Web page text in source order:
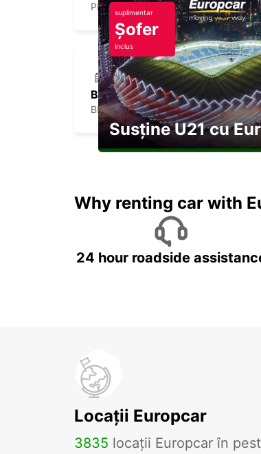
PENAFIEL - PORTUGAL
BRAGA
BRAGA - PORTUGAL
suplimentar
Șofer
inclus
Susține U21 cu
Why renting car with
24 hour roadside
Locații Europcar
3835 locații Europcar în